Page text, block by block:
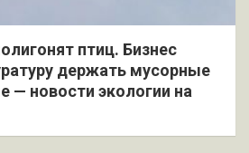
птиц. Бизнес
держать мусорные
— новости экологии на